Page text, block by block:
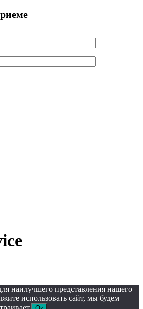
наилучшего представления нашего
использовать сайт, мы будем
Ок